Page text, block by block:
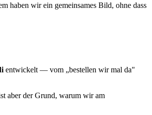
haben wir ein gemeinsames Bild, ohne dass
entwickelt — vom „bestellen wir mal da"
aber der Grund, warum wir am